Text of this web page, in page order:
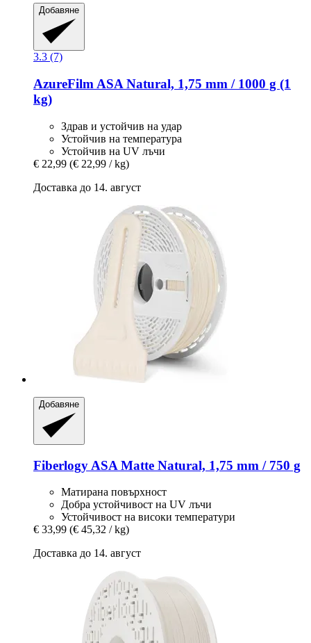
Добавяне
3.3 (7)
AzureFilm ASA Natural, 1,75 mm / 1000 g (1
kg)
Здрав и устойчив на удар
Устойчив на температура
Устойчив на UV лъчи
€ 22,99 (€ 22,99 / kg)
Доставка до 14. август
Добавяне
Fiberlogy ASA Matte Natural, 1,75 mm / 750 g
Матирана повърхност
Добра устойчивост на UV лъчи
Устойчивост на високи температури
€ 33,99 (€ 45,32 / kg)
Доставка до 14. август